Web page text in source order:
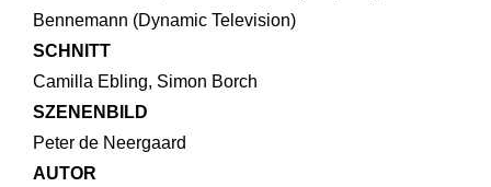
Bennemann (Dynamic Television)
SCHNITT
Camilla Ebling, Simon Borch
SZENENBILD
Peter de Neergaard
AUTOR